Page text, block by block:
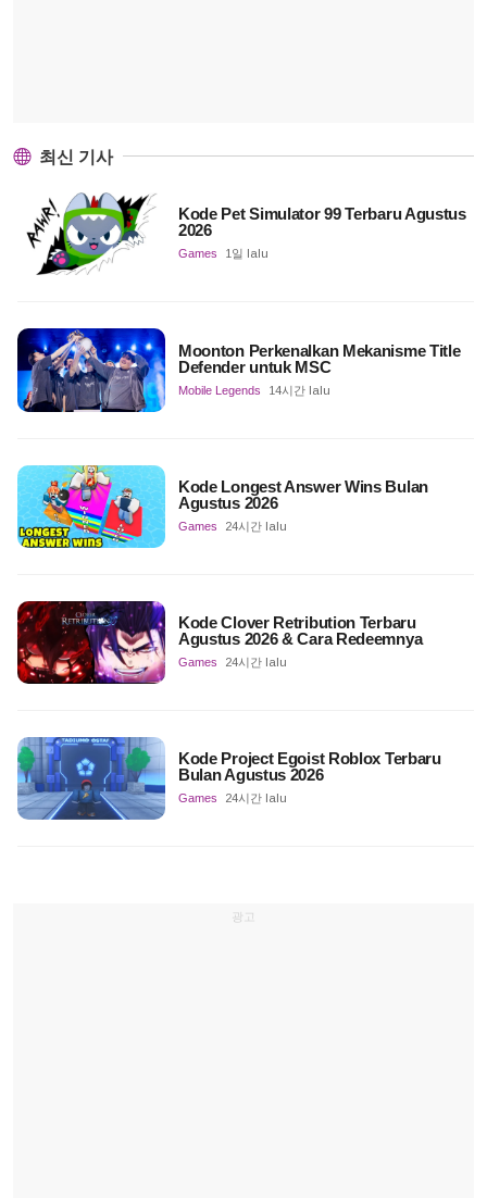
최신 기사
Kode Pet Simulator 99 Terbaru Agustus
2026
Games 1일 lalu
Moonton Perkenalkan Mekanisme Title
Defender untuk MSC
Mobile Legends 14시간 lalu
Kode Longest Answer Wins Bulan
Agustus 2026
Games 24시간 lalu
Kode Clover Retribution Terbaru
Agustus 2026 & Cara Redeemnya
Games 24시간 lalu
Kode Project Egoist Roblox Terbaru
Bulan Agustus 2026
Games 24시간 lalu
광고